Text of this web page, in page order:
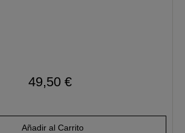
49,50 €
Añadir al Carrito